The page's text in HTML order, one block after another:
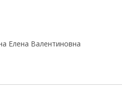
Елена Валентиновна